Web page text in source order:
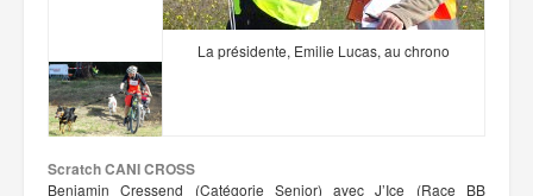
La présidente, Emilie Lucas, au chrono
Scratch CANI CROSS
Benjamin Cressend (Catégorie Senior) avec J’Ice (Race BB